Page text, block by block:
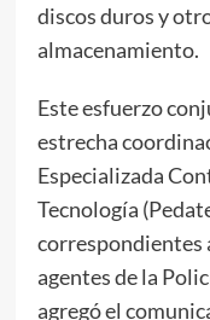
discos duros y
almacenamiento.
Este esfuerzo
estrecha
Especializada
Tecnología
correspondientes
agentes de la
agregó el